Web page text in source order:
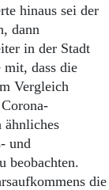
hinaus sei der
dann
in der Stadt
dass die
Vergleich
ähnliches
und
beobachten.
die